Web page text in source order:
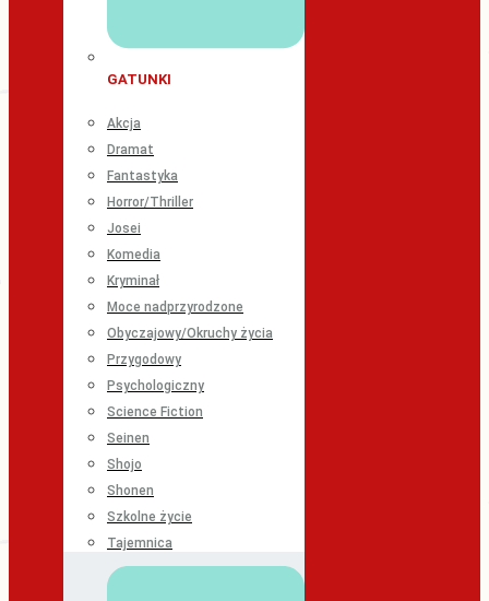
GATUNKI
Akcja
Dramat
Fantastyka
Horror/Thriller
Josei
Komedia
Kryminał
Moce nadprzyrodzone
Obyczajowy/Okruchy życia
Przygodowy
Psychologiczny
Science Fiction
Seinen
Shojo
Shonen
Szkolne życie
Tajemnica